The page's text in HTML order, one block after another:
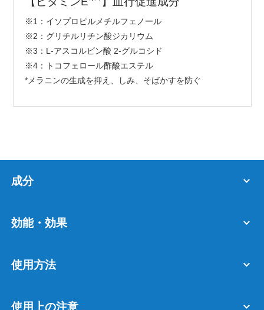
※1：イソプロピルメチルフェノール
※2：グリチルリチン酸ジカリウム
※3：L-アスコルビン酸 2-グルコシド
※4：トコフェロール酢酸エステル
*メラニンの生成を抑え、しみ、そばかすを防ぐ
成分
効能・効果
使用方法
使用上の注意